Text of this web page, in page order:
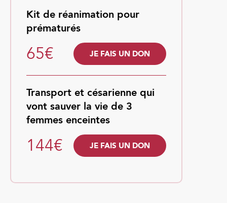
Kit de réanimation pour
prématurés
65€ JE FAIS UN DON
Transport et césarienne qui
vont sauver la vie de 3
femmes enceintes
144€ JE FAIS UN DON